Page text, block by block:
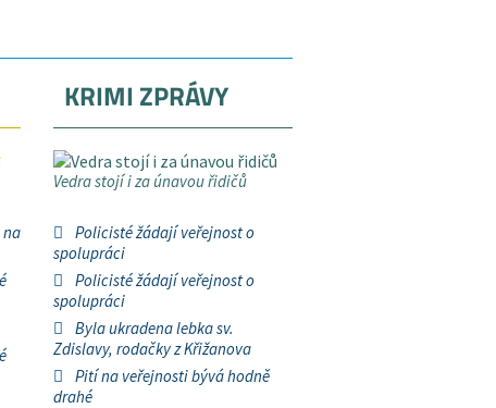
na
KRIMI ZPRÁVY
Vedra stojí i za únavou řidičů
Policisté žádají veřejnost o
spolupráci
Policisté žádají veřejnost o
spolupráci
Byla ukradena lebka sv.
Zdislavy, rodačky z Křižanova
Pití na veřejnosti bývá hodně
drahé